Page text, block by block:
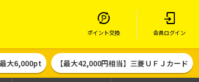
ポイント交換 会員ログイン
大6,000pt 【最大42,000円相当】三菱ＵＦＪカード